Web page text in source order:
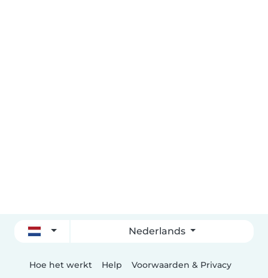
Nederlands
Hoe het werkt Help Voorwaarden & Privacy